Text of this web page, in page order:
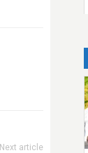
Next article